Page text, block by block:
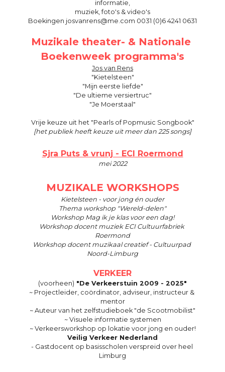
informatie,
muziek, foto's & video's
Boekingen josvanrens@me.com 0031 (0)6 4241 0631
Muzikale theater- & Nationale
Boekenweek programma's
Jos van Rens
"Kietelsteen"
"Mijn eerste liefde"
"De ultieme versiertruc"
"Je Moerstaal"
Vrije keuze uit het "Pearls of Popmusic Songbook"
[het publiek heeft keuze uit meer dan 225 songs]
Sjra Puts & vrunj - ECI Roermond
mei 2022
MUZIKALE WORKSHOPS
Kietelsteen - voor jong én ouder
Thema workshop "Wereld-delen"
Workshop Mag ik je klas voor een dag!
Workshop docent muziek ECI Cultuurfabriek
Roermond
Workshop docent muzikaal creatief - Cultuurpad
Noord-Limburg
VERKEER
(voorheen) "De Verkeerstuin 2009 - 2025"
~ Projectleider, coördinator, adviseur, instructeur &
mentor
~ Auteur van het zelfstudieboek "de Scootmobilist"
~ Visuele informatie systemen
~ Verkeersworkshop op lokatie voor jong en ouder!
Veilig Verkeer Nederland
- Gastdocent op basisscholen verspreid over heel
Limburg